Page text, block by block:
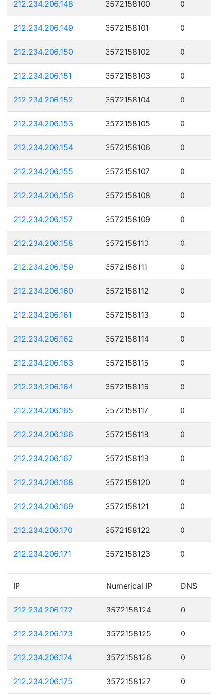
212.234.206.148 3572158100 0
212.234.206.149 3572158101 0
212.234.206.150 3572158102 0
212.234.206.151 3572158103 0
212.234.206.152 3572158104 0
212.234.206.153 3572158105 0
212.234.206.154 3572158106 0
212.234.206.155 3572158107 0
212.234.206.156 3572158108 0
212.234.206.157 3572158109 0
212.234.206.158 3572158110 0
212.234.206.159 3572158111 0
212.234.206.160 3572158112 0
212.234.206.161 3572158113 0
212.234.206.162 3572158114 0
212.234.206.163 3572158115 0
212.234.206.164 3572158116 0
212.234.206.165 3572158117 0
212.234.206.166 3572158118 0
212.234.206.167 3572158119 0
212.234.206.168 3572158120 0
212.234.206.169 3572158121 0
212.234.206.170 3572158122 0
212.234.206.171 3572158123 0
IP Numerical IP DNS
212.234.206.172 3572158124 0
212.234.206.173 3572158125 0
212.234.206.174 3572158126 0
212.234.206.175 3572158127 0